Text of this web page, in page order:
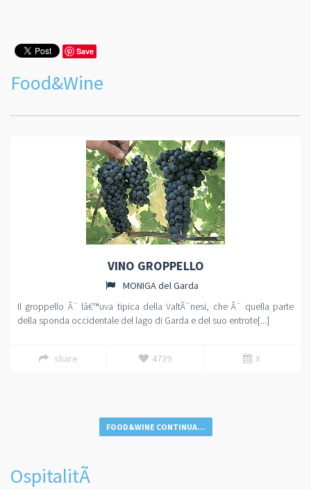
Save
Food&Wine
VINO GROPPELLO
MONIGA del Garda
Il groppello Ã¨ lâ€™uva tipica della ValtÃ¨nesi, che Ã¨ quella parte
della sponda occidentale del lago di Garda e del suo entrote[...]
share 4739 X
FOOD&WINE CONTINUA...
OspitalitÃ